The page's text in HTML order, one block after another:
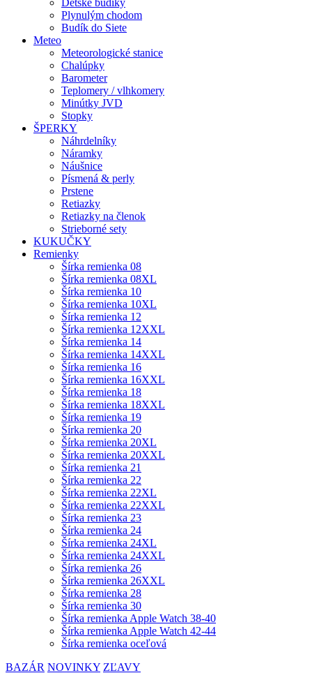
Detské budíky
Plynulým chodom
Budík do Siete
Meteo
Meteorologické stanice
Chalúpky
Barometer
Teplomery / vlhkomery
Minútky JVD
Stopky
ŠPERKY
Náhrdelníky
Náramky
Náušnice
Písmená & perly
Prstene
Retiazky
Retiazky na členok
Strieborné sety
KUKUČKY
Remienky
Šírka remienka 08
Šírka remienka 08XL
Šírka remienka 10
Šírka remienka 10XL
Šírka remienka 12
Šírka remienka 12XXL
Šírka remienka 14
Šírka remienka 14XXL
Šírka remienka 16
Šírka remienka 16XXL
Šírka remienka 18
Šírka remienka 18XXL
Šírka remienka 19
Šírka remienka 20
Šírka remienka 20XL
Šírka remienka 20XXL
Šírka remienka 21
Šírka remienka 22
Šírka remienka 22XL
Šírka remienka 22XXL
Šírka remienka 23
Šírka remienka 24
Šírka remienka 24XL
Šírka remienka 24XXL
Šírka remienka 26
Šírka remienka 26XXL
Šírka remienka 28
Šírka remienka 30
Šírka remienka Apple Watch 38-40
Šírka remienka Apple Watch 42-44
Šírka remienka oceľová
BAZÁR NOVINKY ZĽAVY